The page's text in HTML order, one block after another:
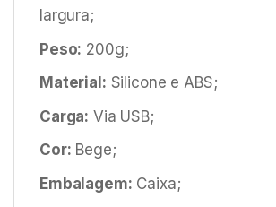
largura;
Peso: 200g;
Material: Silicone e ABS;
Carga: Via USB;
Cor: Bege;
Embalagem: Caixa;